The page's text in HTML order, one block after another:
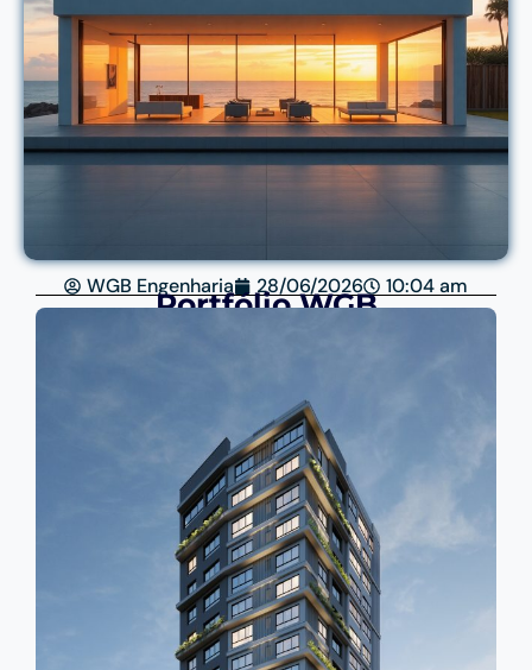
WGB Engenharia 28/06/2026 10:04 am
Portfólio WGB